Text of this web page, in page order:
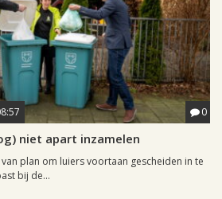
0
niet apart inzamelen
plan om luiers voortaan gescheiden in te
bij de...